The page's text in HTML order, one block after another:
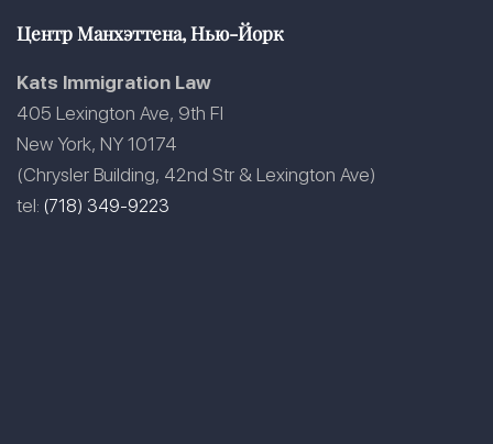
Центр Манхэттена, Нью-Йорк
Kats Immigration Law
405 Lexington Ave, 9th Fl
New York, NY 10174
(Chrysler Building, 42nd Str & Lexington Ave)
tel: (718) 349-9223